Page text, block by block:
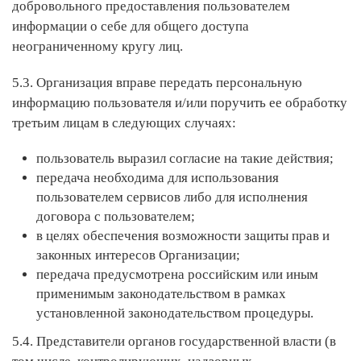
добровольного предоставления пользователем
информации о себе для общего доступа
неограниченному кругу лиц.
5.3. Организация вправе передать персональную
информацию пользователя и/или поручить ее обработку
третьим лицам в следующих случаях:
пользователь выразил согласие на такие действия;
передача необходима для использования
пользователем сервисов либо для исполнения
договора с пользователем;
в целях обеспечения возможности защиты прав и
законных интересов Организации;
передача предусмотрена российским или иным
применимым законодательством в рамках
установленной законодательством процедуры.
5.4. Представители органов государственной власти (в